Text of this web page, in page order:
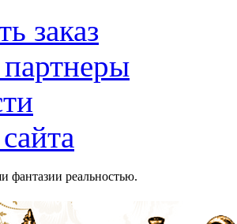
заказ
фантазии реальностью.